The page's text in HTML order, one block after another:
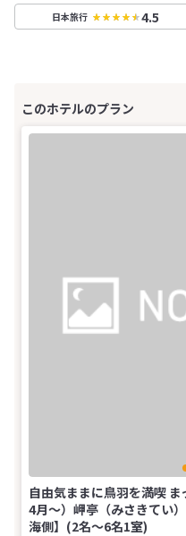
日本旅行 4.5
自由気ままに鳥羽を満喫
4月～）岬亭（みさきて
海側】(2名～6名1室)